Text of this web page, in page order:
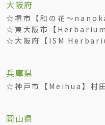
大阪府
☆堺市【和の花～
☆東大阪市【
☆大阪府【ISM
兵庫県
☆神戸市【Meihua】村
岡山県